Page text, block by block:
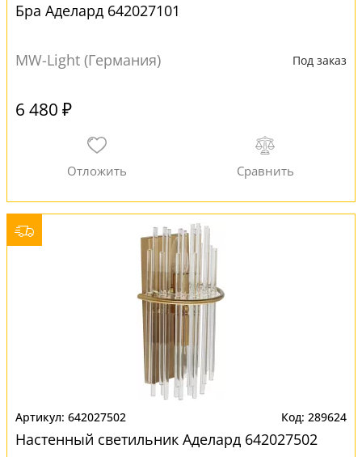
Бра Аделард 642027101
MW-Light (Германия) Под заказ
6 480 ₽
642027502 289624
Настенный светильник Аделард 642027502